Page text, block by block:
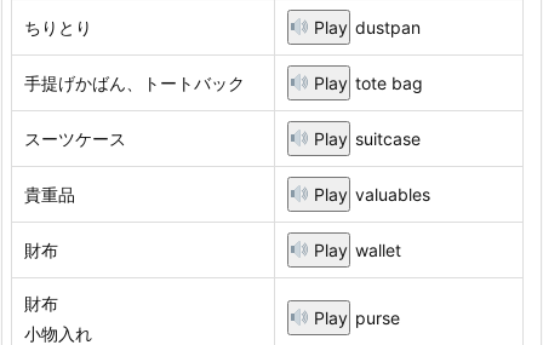
ちりとり Play dustpan
手提げかばん、トートバック Play tote bag
スーツケース Play suitcase
貴重品 Play valuables
財布 Play wallet
財布
小物入れ
Play purse